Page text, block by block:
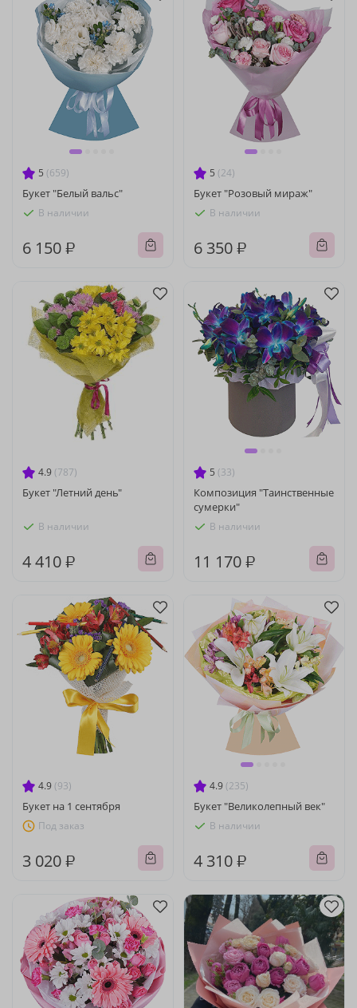
5 (659)
Букет "Белый вальс"
В наличии
6 150 ₽
5 (24)
Букет "Розовый мираж"
В наличии
6 350 ₽
4.9 (787)
Букет "Летний день"
В наличии
4 410 ₽
5 (33)
Композиция "Таинственные
сумерки"
В наличии
11 170 ₽
4.9 (93)
Букет на 1 сентября
Под заказ
3 020 ₽
4.9 (235)
Букет "Великолепный век"
В наличии
4 310 ₽